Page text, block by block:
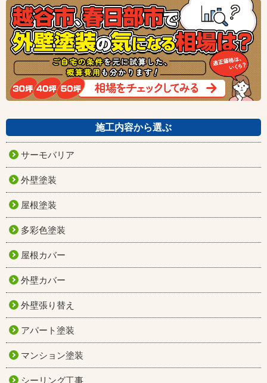
施工内容から選ぶ
サーモバリア
外壁塗装
屋根塗装
多彩色塗装
屋根カバー
外壁カバー
外壁張り替え
アパート塗装
マンション塗装
シーリング工事